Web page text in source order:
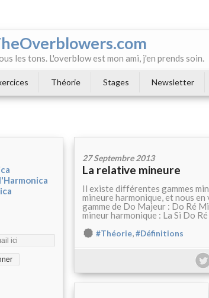
les tons. L'overblow est mon ami, j'en prends soin.
Théorie Stages Newsletter
27 Septembre 2013
La relative mineure
Il existe différentes gammes
mineure harmonique, et nous
gamme de Do Majeur : Do Ré
mineur harmonique : La Si Do
#Théorie,#Définitions